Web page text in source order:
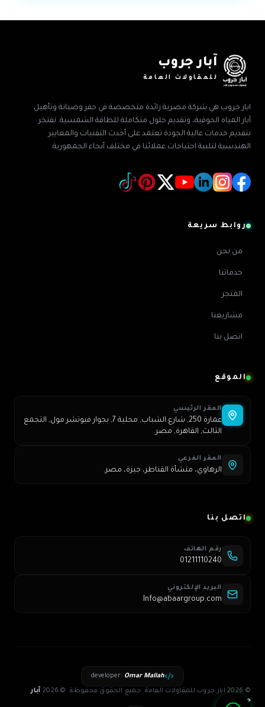
آبار جروب
للمقاولات العامة
ابار جروب هي شركة مصرية رائدة متخصصة في حفر وصيانة وتأهيل
آبار المياه الجوفية، وتقديم حلول متكاملة للطاقة الشمسية. نفتخر
بتقديم خدمات عالية الجودة تعتمد على أحدث التقنيات والمعايير
الهندسية لتلبية احتياجات عملائنا في مختلف أنحاء الجمهورية.
روابط سريعة
من نحن
خدماتنا
المتجر
مشاريعنا
اتصل بنا
الموقع
المقر الرئيسي
عمارة 250, شارع الشباب, محلية 7, بجوار فيوتشر مول, التجمع
الثالث, القاهرة, مصر.
المقر الفرعي
الرهاوي، منشأة القناطر، جيزة، مصر.
اتصل بنا
رقم الهاتف
01211110240
البريد الإلكتروني
Info@abaargroup.com
© 2026 ابار جروب للمقاولات العامة. جميع الحقوق محفوظة. ©
2026 آبار
جروب
developer: Omar Mallah